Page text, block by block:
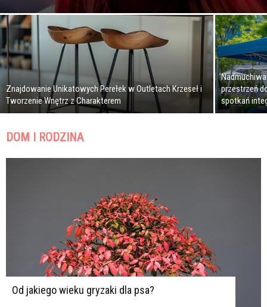
Znajdowanie Unikatowych Perełek w Outletach Krzeseł i
Tworzenie Wnętrz z Charakterem
przestrzeń
spotkań
DOM I RODZINA
Od jakiego wieku gryzaki dla psa?